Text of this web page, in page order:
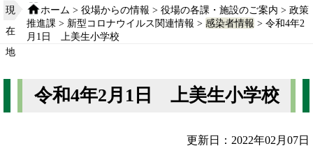
現
在
地
ホーム >役場からの情報 >役場の各課・施設のご案内 >政策
推進課 > 新型コロナウイルス関連情報 >感染者情報 > 令和4年2
月1日 上美生小学校
令和4年2月1日 上美生小学校
更新日：2022年02月07日